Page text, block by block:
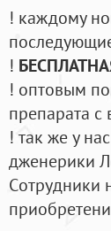
! каждому
!
! оптовым
препарата
! так же у
дженерики
Cотрудники